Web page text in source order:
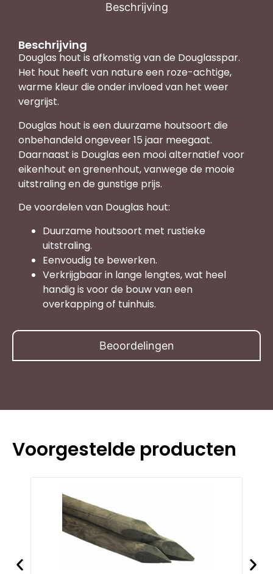
Beschrijving
Beoordelingen
Beschrijving
Douglas hout is afkomstig van de Douglasspar.
Het hout heeft van nature een roze-achtige,
warme kleur die onder invloed van het weer
vergrijst.
Douglas hout is een duurzame houtsoort die
onbehandeld ongeveer 15 jaar meegaat.
Daarnaast is Douglas een mooi alternatief voor
eikenhout en grenenhout, vanwege de mooie
uitstraling en de gunstige prijs.
De voordelen van Douglas hout:
Duurzame houtsoort met rustieke
uitstraling.
Eenvoudig te bewerken.
Verkrijgbaar in lange lengtes, wat heel
handig is voor de bouw van een
overkapping of tuinhuis.
Voorgestelde producten